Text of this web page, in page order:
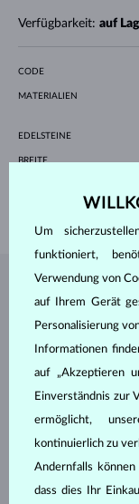
Verfügbarkeit: auf
CODE
MATERIALIEN
EDELSTEINE
BREITE
SCHMUCK
Um
funktioniert,
Verwendung von
auf Ihrem Gerät
Personalisierung
Informationen
auf „Akzeptieren
Einverständnis zur
ermöglicht,
kontinuierlich zu
Andernfalls können
dass dies Ihr